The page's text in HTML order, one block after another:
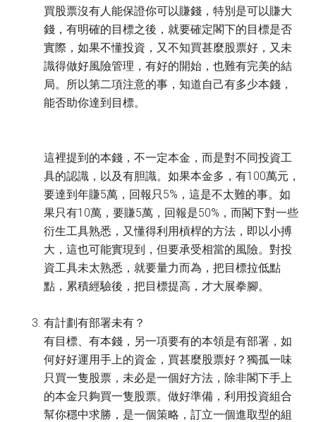
買股票沒有人能保證你可以賺錢，特別是可以賺大
錢，有明確的目標之後，就要確定閣下的目標是否
實際，如果不懂投資，又不知買甚麼股票好，又未
識得做好風險管理，有好的開始，也難有完美的結
局。所以第二項注意的事，知道自己有多少本錢，
能否助你達到目標。
這裡提到的本錢，不一定本金，而是對不同投資工
具的認識，以及有胆識。如果本金多，有100萬元，
要達到年賺5萬，回報只5%，這是不太難的事。如
果只有10萬，要賺5萬，回報是50%，而閣下對一些
衍生工具熟悉，又懂得利用槓桿的方法，即以小搏
大，這也可能實現到，但要承受相當的風險。對投
資工具未太熟悉，就要量力而為，把目標拉低點
點，累積經驗後，把目標提高，才大展拳腳。
有計劃有部署未有？
有目標、有本錢，另一項要有的本領是有部署，如
何好好運用手上的資金，買甚麼股票好？獨孤一味
只買一隻股票，未必是一個好方法，除非閣下手上
的本金只夠買一隻股票。做好準備，利用投資組合
幫你穩中求勝，是一個策略，訂立一個進取型的組